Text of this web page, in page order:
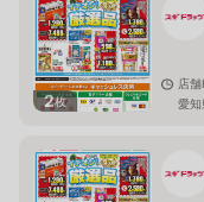
2枚
店
愛知